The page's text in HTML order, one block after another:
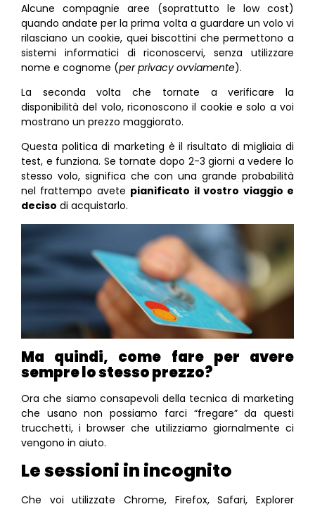
Alcune compagnie aree (soprattutto le low cost)
quando andate per la prima volta a guardare un volo vi
rilasciano un cookie, quei biscottini che permettono a
sistemi informatici di riconoscervi, senza utilizzare
nome e cognome (per privacy ovviamente).
La seconda volta che tornate a verificare la
disponibilità del volo, riconoscono il cookie e solo a voi
mostrano un prezzo maggiorato.
Questa politica di marketing è il risultato di migliaia di
test, e funziona. Se tornate dopo 2-3 giorni a vedere lo
stesso volo, significa che con una grande probabilità
nel frattempo avete pianificato il vostro viaggio e
deciso di acquistarlo.
Ma quindi, come fare per avere
sempre lo stesso prezzo?
Ora che siamo consapevoli della tecnica di marketing
che usano non possiamo farci “fregare” da questi
trucchetti, i browser che utilizziamo giornalmente ci
vengono in aiuto.
Le sessioni in incognito
Che voi utilizzate Chrome, Firefox, Safari, Explorer